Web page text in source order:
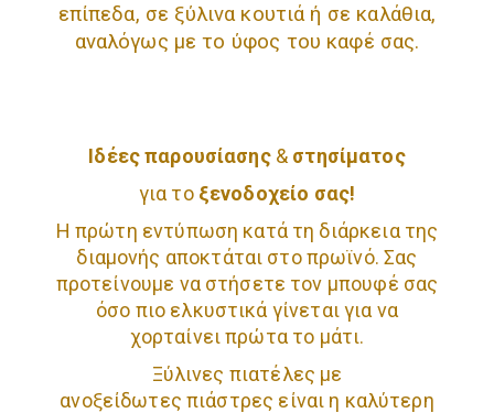
επίπεδα, σε ξύλινα κουτιά ή σε καλάθια,
αναλόγως με το ύφος του καφέ σας.
Ιδέες παρουσίασης& στησίματος
για το ξενοδοχείο σας!
Η πρώτη εντύπωση κατά τη διάρκεια της
διαμονής αποκτάται στο πρωϊνό. Σας
προτείνουμε να στήσετε τον μπουφέ σας
όσο πιο ελκυστικά γίνεται για να
χορταίνει πρώτα το μάτι.
Ξύλινες πιατέλες με
ανοξείδωτες πιάστρες είναι η καλύτερη